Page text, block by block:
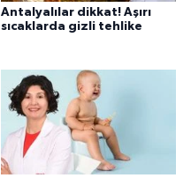
Antalyalılar dikkat! Aşırı
sıcaklarda gizli tehlike